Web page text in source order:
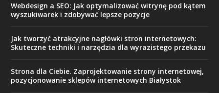
Webdesign a SEO: Jak optymalizować witrynę pod kątem
wyszukiwarek i zdobywać lepsze pozycje
Jak tworzyć atrakcyjne nagłówki stron internetowych:
Skuteczne techniki i narzędzia dla wyrazistego przekazu
Strona dla Ciebie. Zaprojektowanie strony internetowej,
pozycjonowanie sklepów internetowych Białystok